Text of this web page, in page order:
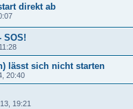
direkt ab
SOS!
lässt sich nicht starten
20:40
19:21